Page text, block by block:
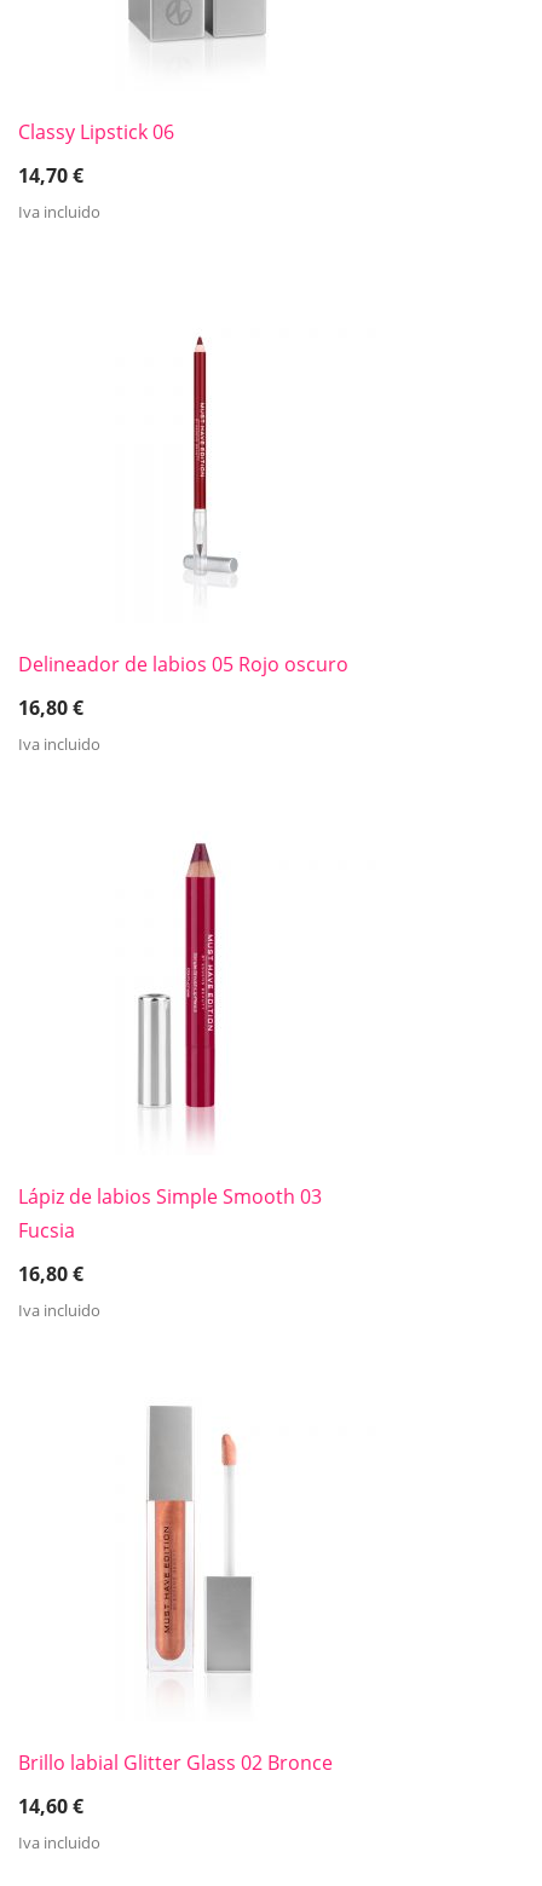
Classy Lipstick 06
14,70€
Iva incluido
Delineador de labios 05 Rojo oscuro
16,80€
Iva incluido
Lápiz de labios Simple Smooth 03
Fucsia
16,80€
Iva incluido
Brillo labial Glitter Glass 02 Bronce
14,60€
Iva incluido